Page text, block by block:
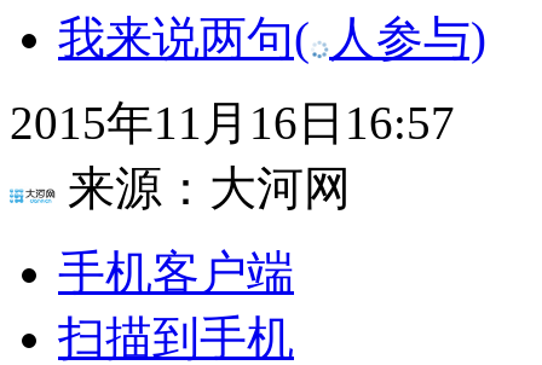
我来说两句( 人参与)
2015年11月16日16:57
来源： 大河网
手机客户端
扫描到手机